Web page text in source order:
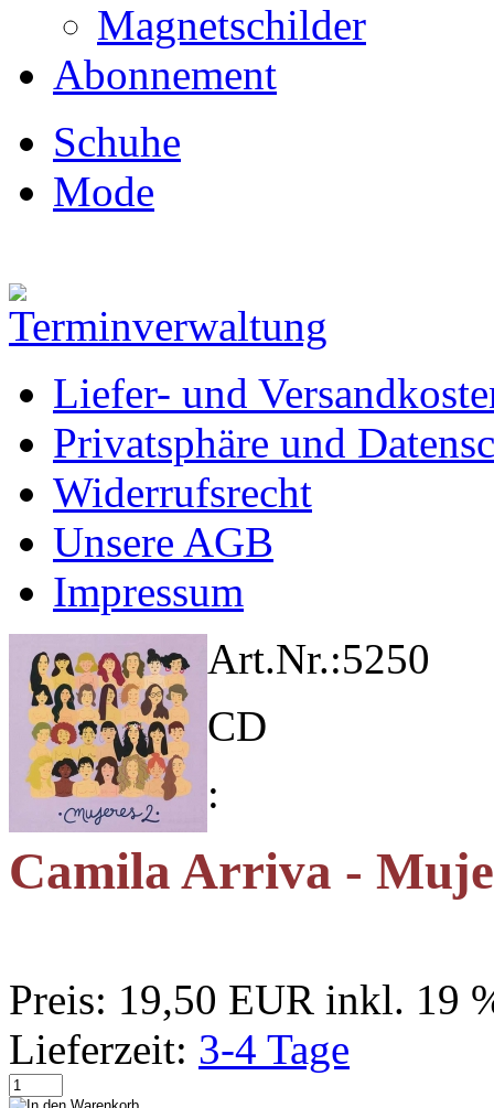
Magnetschilder
Abonnement
Schuhe
Mode
Liefer- und
Privatsphäre und
Widerrufsrecht
Unsere AGB
Impressum
Art.Nr.:5250
CD
:
Camila Arriva -
Preis: 19,50 EUR inkl. 19
Lieferzeit: 3-4 Tage